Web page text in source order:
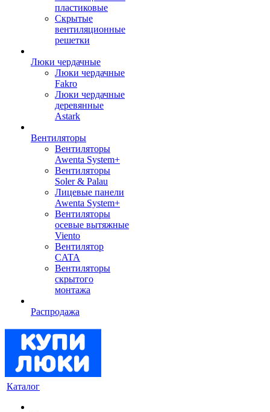
пластиковые
Скрытые
вентиляционные
решетки
Люки чердачные
Люки чердачные
Fakro
Люки чердачные
деревянные
Astark
Вентиляторы
Вентиляторы
Awenta System+
Вентиляторы
Soler & Palau
Лицевые панели
Awenta System+
Вентиляторы
осевые вытяжные
Viento
Вентилятор
CATA
Вентиляторы
скрытого
монтажа
Распродажа
Каталог